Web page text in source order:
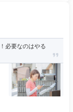
必要なのはやる